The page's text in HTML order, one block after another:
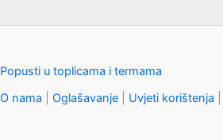
Popusti u toplicama i termama
O nama
Oglašavanje Uvjeti korištenja